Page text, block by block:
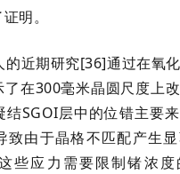
明。
近期研究[36]通过在氧
了在300毫米晶圆尺度上
结SGOI层中的位错主要
致由于晶格不匹配产生
些应力需要限制锗浓